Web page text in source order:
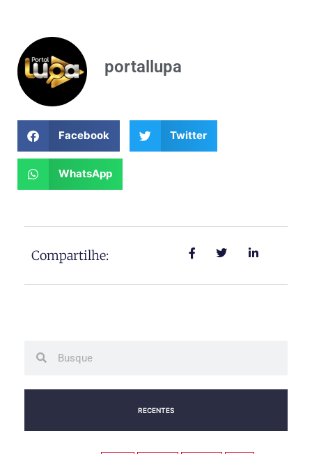
portallupa
Facebook Twitter
WhatsApp
Compartilhe:
RECENTES